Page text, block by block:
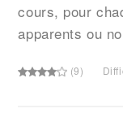
cours, pour
apparents ou
(9)